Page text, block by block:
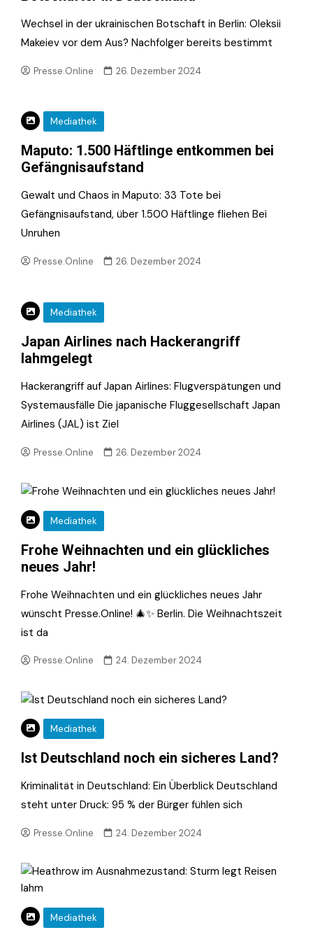
Wechsel in der ukrainischen Botschaft in Berlin: Oleksii
Makeiev vor dem Aus? Nachfolger bereits bestimmt
Presse.Online 26. Dezember 2024
Mediathek
Maputo: 1.500 Häftlinge entkommen bei
Gefängnisaufstand
Gewalt und Chaos in Maputo: 33 Tote bei
Gefängnisaufstand, über 1.500 Häftlinge fliehen Bei
Unruhen
Presse.Online 26. Dezember 2024
Mediathek
Japan Airlines nach Hackerangriff
lahmgelegt
Hackerangriff auf Japan Airlines: Flugverspätungen und
Systemausfälle Die japanische Fluggesellschaft Japan
Airlines (JAL) ist Ziel
Presse.Online 26. Dezember 2024
Mediathek
Frohe Weihnachten und ein glückliches
neues Jahr!
Frohe Weihnachten und ein glückliches neues Jahr
wünscht Presse.Online! 🎄✨ Berlin. Die Weihnachtszeit
ist da
Presse.Online 24. Dezember 2024
Mediathek
Ist Deutschland noch ein sicheres Land?
Kriminalität in Deutschland: Ein Überblick Deutschland
steht unter Druck: 95 % der Bürger fühlen sich
Presse.Online 24. Dezember 2024
Mediathek